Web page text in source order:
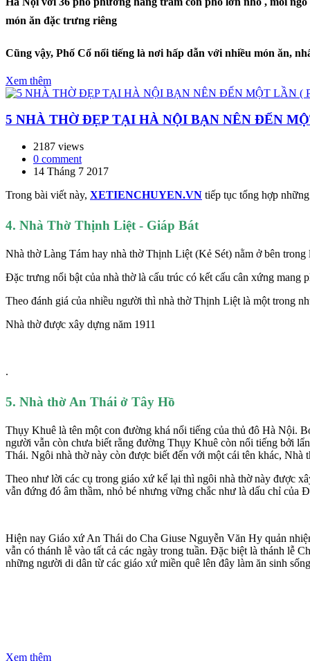
món ăn đặc trưng riêng
Cũng vậy, Phố Cổ nổi tiếng là nơi hấp dẫn với nhiều món ăn,
Xem thêm
5 NHÀ THỜ ĐẸP TẠI HÀ NỘI BẠN NÊN ĐẾN
2187 views
0 comment
14 Tháng 7 2017
Trong bài viết này, XETIENCHUYEN.VN tiếp tục tổng hợp
4. Nhà Thờ Thịnh Liệt - Giáp Bát
Nhà thờ Làng Tám hay nhà thờ Thịnh Liệt (Kẻ Sét) nằm ở bên
Đặc trưng nổi bật của nhà thờ là cấu trúc có kết cấu cân xứng
Theo đánh giá của nhiều người thì nhà thờ Thịnh Liệt là một trong
Nhà thờ được xây dựng năm 1911
.
5. Nhà thờ An Thái ở Tây Hồ
Thụy Khuê là tên một con đường khá nổi tiếng của thủ đô Hà Nội.
người vẫn còn chưa biết rằng đường Thụy Khuê còn nổi tiếng bởi
Thái. Ngôi nhà thờ này còn được biết đến với một cái tên khác, Nhà
Theo như lời các cụ trong giáo xứ kể lại thì ngôi nhà thờ này được
vẫn đứng đó âm thầm, nhỏ bé nhưng vững chắc như là dấu chỉ
Hiện nay Giáo xứ An Thái do Cha Giuse Nguyễn Văn Hy quản
vẫn có thánh lễ vào tất cả các ngày trong tuần. Đặc biệt là thánh lễ
những người di dân từ các giáo xứ miền quê lên đây làm ăn sinh
Xem thêm